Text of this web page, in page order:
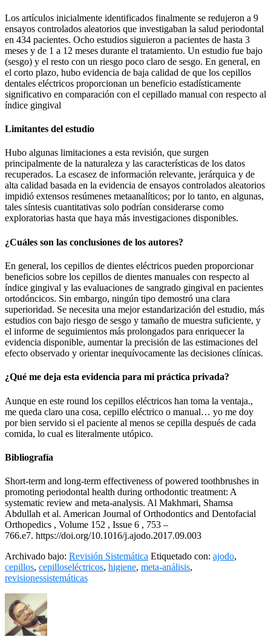
Los artículos inicialmente identificados finalmente se redujeron a 9
ensayos controlados aleatorios que investigaban la salud periodontal
en 434 pacientes. Ocho estudios siguieron a pacientes de hasta 3
meses y de 1 a 12 meses durante el tratamiento. Un estudio fue bajo
(sesgo) y el resto con un riesgo poco claro de sesgo. En general, en
el corto plazo, hubo evidencia de baja calidad de que los cepillos
dentales eléctricos proporcionan un beneficio estadísticamente
significativo en comparación con el cepillado manual con respecto al
índice gingival
Limitantes del estudio
Hubo algunas limitaciones a esta revisión, que surgen
principalmente de la naturaleza y las características de los datos
recuperados. La escasez de información relevante, jerárquica y de
alta calidad basada en la evidencia de ensayos controlados aleatorios
impidió extensos resúmenes metaanalíticos; por lo tanto, en algunas,
tales síntesis cuantitativas solo podrían considerarse como
exploratorias hasta que haya más investigaciones disponibles.
¿Cuáles son las conclusiones de los autores?
En general, los cepillos de dientes eléctricos pueden proporcionar
beneficios sobre los cepillos de dientes manuales con respecto al
índice gingival y las evaluaciones de sangrado gingival en pacientes
ortodóncicos. Sin embargo, ningún tipo demostró una clara
superioridad. Se necesita una mejor estandarización del estudio, más
estudios con bajo riesgo de sesgo y tamaño de muestra suficiente, y
el informe de seguimientos más prolongados para enriquecer la
evidencia disponible, aumentar la precisión de las estimaciones del
efecto observado y orientar inequívocamente las decisiones clínicas.
¿Qué me deja esta evidencia para mi práctica privada?
Aunque en este round los cepillos eléctricos han toma la ventaja.,
me queda claro una cosa, cepillo eléctrico o manual… yo me doy
por bien servido si el paciente al menos se cepilla después de cada
comida, lo cual es literalmente utópico.
Bibliografía
Short-term and long-term effectiveness of powered toothbrushes in
promoting periodontal health during orthodontic treatment: A
systematic review and meta-analysis. Al Makhmari, Shamsa
Abdullah et al. American Journal of Orthodontics and Dentofacial
Orthopedics , Volume 152 , Issue 6 , 753 –
766.e7. https://doi.org/10.1016/j.ajodo.2017.09.003
Archivado bajo: Revisión Sistemática Etiquetado con: ajodo,
cepillos, cepilloseléctricos, higiene, meta-análisis,
revisionessistemáticas